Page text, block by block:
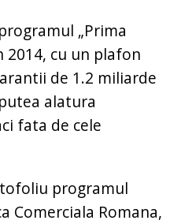
„Prima
2014, cu un plafon
de 1.2 miliarde
alatura
fata de cele
programul
Comerciala Romana,